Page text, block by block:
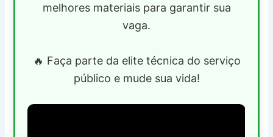
melhores materiais para garantir sua
vaga.
🔥 Faça parte da elite técnica do serviço
público e mude sua vida!